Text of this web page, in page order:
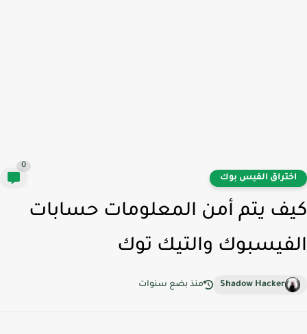
الفيس بوك
يتم أمن المعلومات حسابات
والتيك توك
Shadow Hacker منذ بضع سنوات